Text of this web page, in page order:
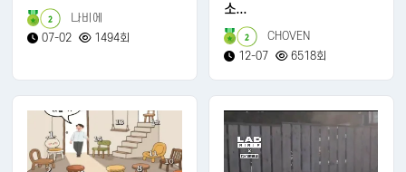
2
나비에
07-02
1494회
소...
2
CHOVEN
12-07
6518회